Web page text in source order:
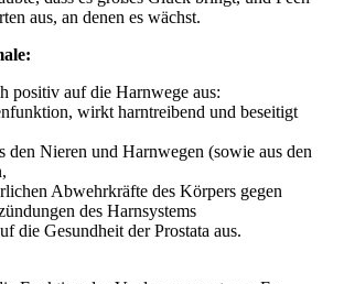
aus, an denen es wächst.
positiv auf die Harnwege aus:
wirkt harntreibend und beseitigt
den Nieren und Harnwegen (sowie aus den
Abwehrkräfte des Körpers gegen
des Harnsystems
die Gesundheit der Prostata aus.